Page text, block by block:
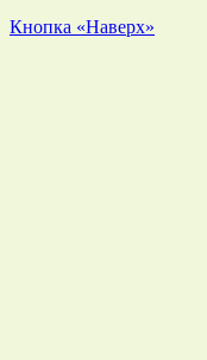
Кнопка «Наверх»